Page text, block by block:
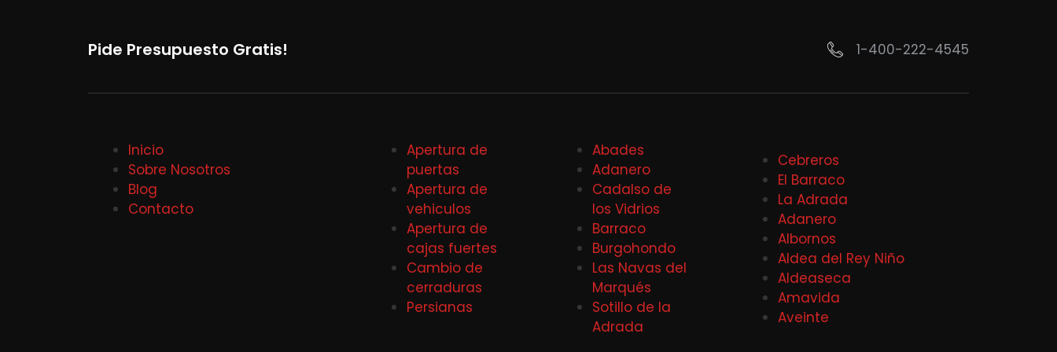
Pide Presupuesto Gratis! 1-400-222-4545
Inicio
Sobre Nosotros
Blog
Contacto
Apertura de
puertas
Apertura de
vehiculos
Apertura de
cajas fuertes
Cambio de
cerraduras
Persianas
Abades
Adanero
Cadalso de
los Vidrios
Barraco
Burgohondo
Las Navas del
Marqués
Sotillo de la
Adrada
Cebreros
El Barraco
La Adrada
Adanero
Albornos
Aldea del Rey Niño
Aldeaseca
Amavida
Aveinte